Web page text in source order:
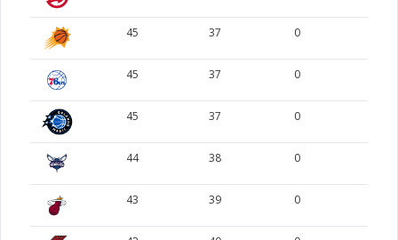
45 37 0
45 37 0
45 37 0
44 38 0
43 39 0